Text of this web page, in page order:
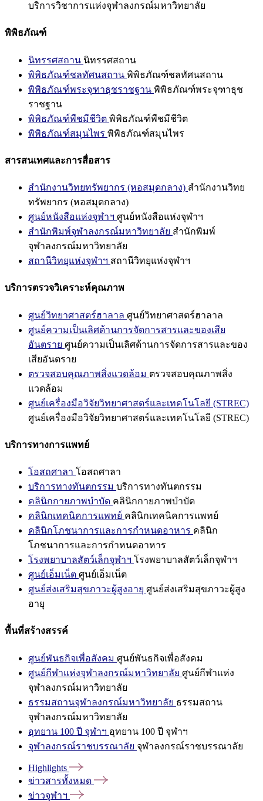
บริการวิชาการแห่งจุฬาลงกรณ์มหาวิทยาลัย
พิพิธภัณฑ์
นิทรรศสถาน นิทรรศสถาน
พิพิธภัณฑ์ชลทัศนสถาน พิพิธภัณฑ์ชลทัศนสถาน
พิพิธภัณฑ์พระจุฑาธุชราชฐาน พิพิธภัณฑ์พระจุฑาธุช
ราชฐาน
พิพิธภัณฑ์พืชมีชีวิต พิพิธภัณฑ์พืชมีชีวิต
พิพิธภัณฑ์สมุนไพร พิพิธภัณฑ์สมุนไพร
สารสนเทศและการสื่อสาร
สำนักงานวิทยทรัพยากร (หอสมุดกลาง) สำนักงานวิทย
ทรัพยากร (หอสมุดกลาง)
ศูนย์หนังสือแห่งจุฬาฯ ศูนย์หนังสือแห่งจุฬาฯ
สำนักพิมพ์จุฬาลงกรณ์มหาวิทยาลัย สำนักพิมพ์
จุฬาลงกรณ์มหาวิทยาลัย
สถานีวิทยุแห่งจุฬาฯ สถานีวิทยุแห่งจุฬาฯ
บริการตรวจวิเคราะห์คุณภาพ
ศูนย์วิทยาศาสตร์ฮาลาล ศูนย์วิทยาศาสตร์ฮาลาล
ศูนย์ความเป็นเลิศด้านการจัดการสารและของเสีย
อันตราย ศูนย์ความเป็นเลิศด้านการจัดการสารและของ
เสียอันตราย
ตรวจสอบคุณภาพสิ่งแวดล้อม ตรวจสอบคุณภาพสิ่ง
แวดล้อม
ศูนย์เครื่องมือวิจัยวิทยาศาสตร์และเทคโนโลยี (STREC)
ศูนย์เครื่องมือวิจัยวิทยาศาสตร์และเทคโนโลยี (STREC)
บริการทางการแพทย์
โอสถศาลา โอสถศาลา
บริการทางทันตกรรม บริการทางทันตกรรม
คลินิกกายภาพบำบัด คลินิกกายภาพบำบัด
คลินิกเทคนิคการแพทย์ คลินิกเทคนิคการแพทย์
คลินิกโภชนาการและการกำหนดอาหาร คลินิก
โภชนาการและการกำหนดอาหาร
โรงพยาบาลสัตว์เล็กจุฬาฯ โรงพยาบาลสัตว์เล็กจุฬาฯ
ศูนย์เอ็มเน็ต ศูนย์เอ็มเน็ต
ศูนย์ส่งเสริมสุขภาวะผู้สูงอายุ ศูนย์ส่งเสริมสุขภาวะผู้สูง
อายุ
พื้นที่สร้างสรรค์
ศูนย์พันธกิจเพื่อสังคม ศูนย์พันธกิจเพื่อสังคม
ศูนย์กีฬาแห่งจุฬาลงกรณ์มหาวิทยาลัย ศูนย์กีฬาแห่ง
จุฬาลงกรณ์มหาวิทยาลัย
ธรรมสถานจุฬาลงกรณ์มหาวิทยาลัย ธรรมสถาน
จุฬาลงกรณ์มหาวิทยาลัย
อุทยาน 100 ปี จุฬาฯ อุทยาน 100 ปี จุฬาฯ
จุฬาลงกรณ์ราชบรรณาลัย จุฬาลงกรณ์ราชบรรณาลัย
Highlights
ข่าวสารทั้งหมด
ข่าวจุฬาฯ